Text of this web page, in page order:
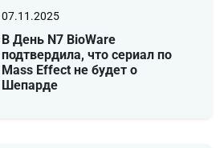
07.11.2025
В День N7 BioWare
подтвердила, что сериал по
Mass Effect не будет о
Шепарде